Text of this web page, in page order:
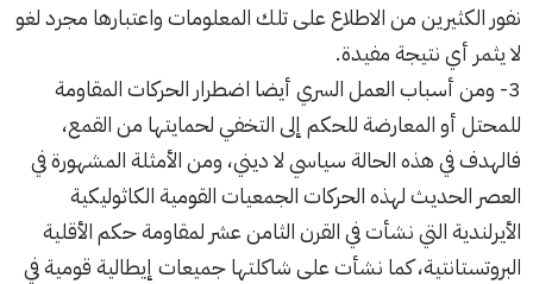
نفور الكثيرين من الاطلاع على تلك المعلومات واعتبارها مجرد لغو
لا يثمر أي نتيجة مفيدة.
3- ومن أسباب العمل السري أيضا اضطرار الحركات المقاومة
للمحتل أو المعارضة للحكم إلى التخفي لحمايتها من القمع،
فالهدف في هذه الحالة سياسي لا ديني، ومن الأمثلة المشهورة في
العصر الحديث لهذه الحركات الجمعيات القومية الكاثوليكية
الأيرلندية التي نشأت في القرن الثامن عشر لمقاومة حكم الأقلية
البروتستانتية، كما نشأت على شاكلتها جميعات إيطالية قومية في